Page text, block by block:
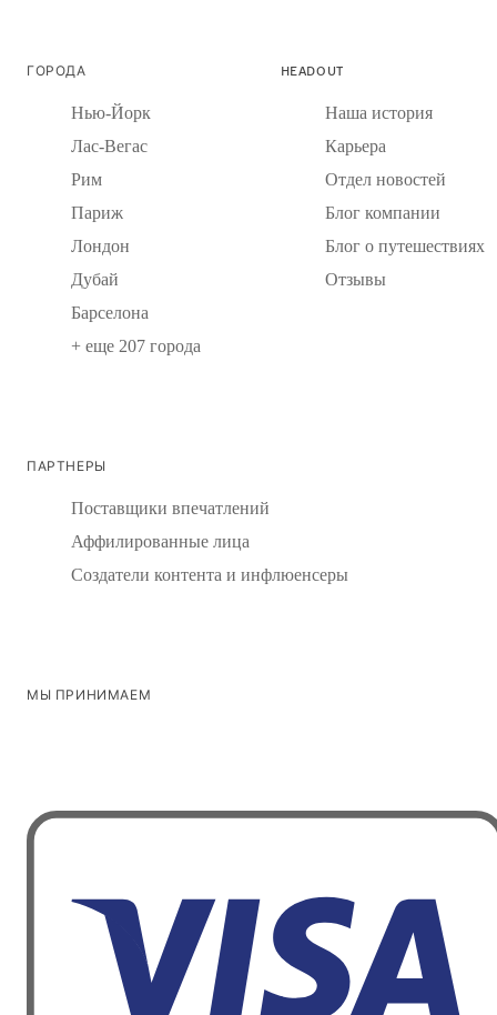
ГОРОДА
Нью-Йорк
Лас-Вегас
Рим
Париж
Лондон
Дубай
Барселона
+ еще 207 города
HEADOUT
Наша история
Карьера
Отдел новостей
Блог компании
Блог о путешествиях
Отзывы
ПАРТНЕРЫ
Поставщики впечатлений
Аффилированные лица
Создатели контента и инфлюенсеры
МЫ ПРИНИМАЕМ